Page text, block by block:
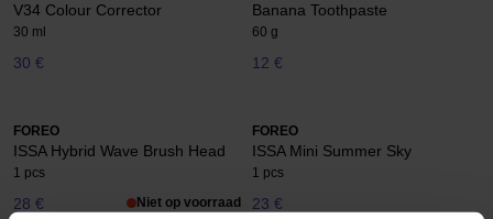
V34 Colour Corrector
30 ml
30 €
Banana Toothpaste
60 g
12 €
FOREO
ISSA Hybrid Wave Brush Head
1 pcs
28 € Niet op voorraad
FOREO
ISSA Mini Summer Sky
1 pcs
23 €